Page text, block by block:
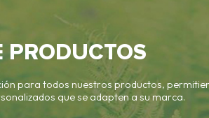
PRODUCTOS
para todos nuestros productos,
que se adapten a su marca.